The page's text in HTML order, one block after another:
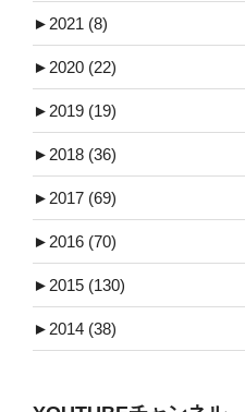
► 2021 (8)
► 2020 (22)
► 2019 (19)
► 2018 (36)
► 2017 (69)
► 2016 (70)
► 2015 (130)
► 2014 (38)